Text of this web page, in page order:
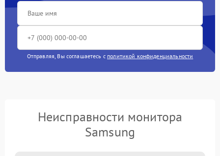
Отправляя, Вы соглашаетесь с политикой конфиденциальности
Неисправности монитора
Samsung